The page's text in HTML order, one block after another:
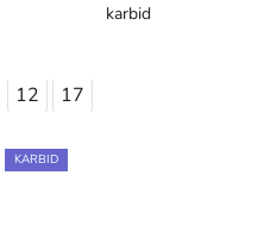
karbid
12 17
KARBID